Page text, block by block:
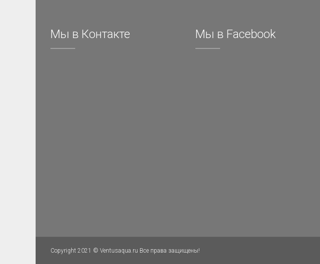
Мы в Контакте Мы в Facebook
Copyright 2021 © Ventusaqua.ru Все права защищены!